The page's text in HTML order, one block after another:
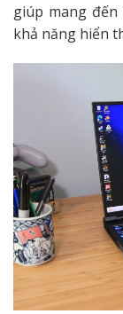
giúp mang
khả năng hiển